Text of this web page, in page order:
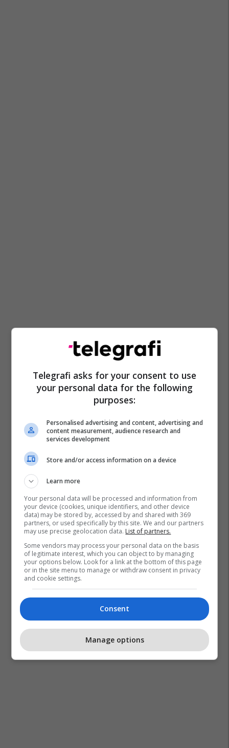
Qmbn
Televizioni Telma
Telegrafi asks for your consent to use
your personal data for the following
purposes:
Personalised advertising and content, advertising and
content measurement, audience research and
services development
Store and/or access information on a device
Learn more
Your personal data will be processed and information from
your device (cookies, unique identifiers, and other device
data) may be stored by, accessed by and shared with 369
partners, or used specifically by this site. We and our partners
may use precise geolocation data. List of partners.
Some vendors may process your personal data on the basis
of legitimate interest, which you can object to by managing
your options below. Look for a link at the bottom of this page
or in the site menu to manage or withdraw consent in privacy
and cookie settings.
Consent
Manage options